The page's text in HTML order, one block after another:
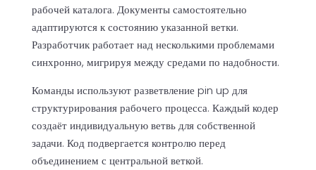
рабочей каталога. Документы самостоятельно
адаптируются к состоянию указанной ветки.
Разработчик работает над несколькими проблемами
синхронно, мигрируя между средами по надобности.
Команды используют разветвление pin up для
структурирования рабочего процесса. Каждый кодер
создаёт индивидуальную ветвь для собственной
задачи. Код подвергается контролю перед
объединением с центральной веткой.